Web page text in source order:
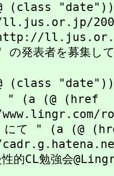
(class
発表者を募集し
(class
" (a (@ (href
て " (a (@
的CL勉強会